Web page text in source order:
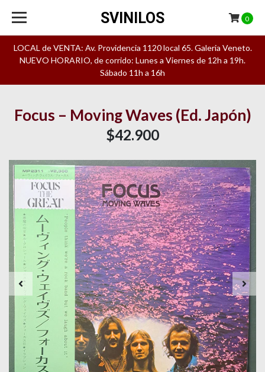
LOCAL de VENTA: Av. Providencia 1120 local 65. Galeria Veneto.
NUEVO HORARIO, de corrido: Lunes a Viernes de 12h a 19h.
Sábado 11h a 16h
SVINILOS 0
Focus – Moving Waves (Ed. Japón)
$42.900